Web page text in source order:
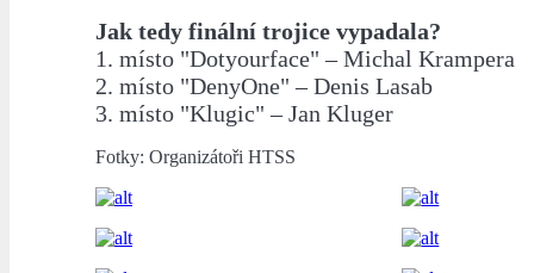
Jak tedy finální trojice vypadala?
1. místo "Dotyourface" – Michal Krampera
2. místo "DenyOne" – Denis Lasab
3. místo "Klugic" – Jan Kluger
Fotky: Organizátoři HTSS